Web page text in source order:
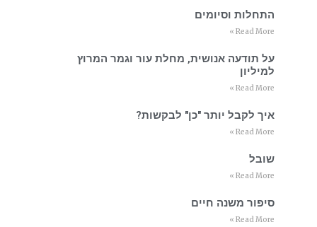
התחלות וסיומים
Read More »
על תודעה אנושית, מחלת עור וגמר המרוץ
למיליון
Read More »
איך לקבל יותר "כן" לבקשות?
Read More »
שובל
Read More »
סיפור משנה חיים
Read More »